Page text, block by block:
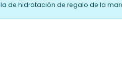
de hidratación de regalo de la